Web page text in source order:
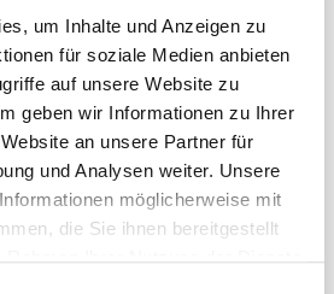
um Inhalte und Anzeigen zu
für soziale Medien anbieten
auf unsere Website zu
geben wir Informationen zu Ihrer
an unsere Partner für
und Analysen weiter. Unsere
möglicherweise mit
die Sie ihnen bereitgestellt
Rahmen Ihrer Nutzung der Dienste
Messestand auf 5x5m
Informations-/ Empfangs- und
Der Deckenhänger bietet
Werbefläche.